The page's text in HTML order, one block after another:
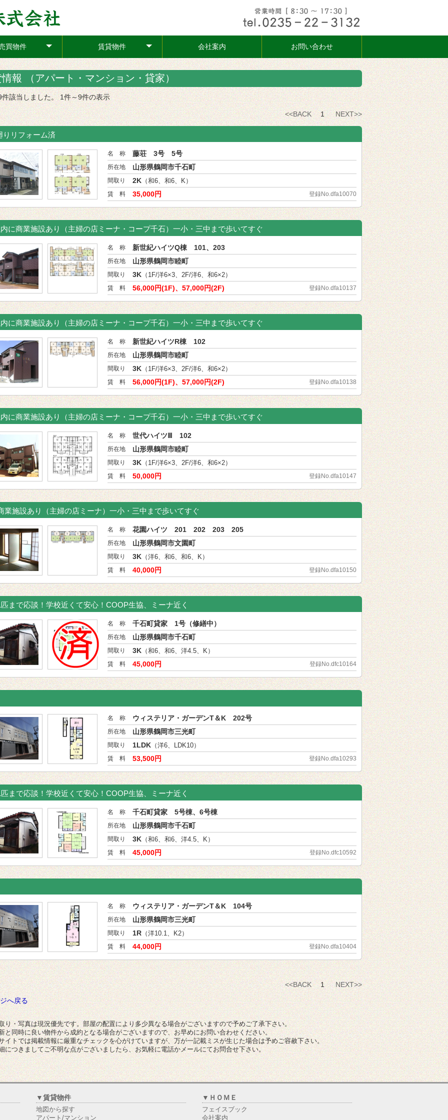
買物件 賃貸物件 会社案内 お問い合わせ
報 （アパート・マンション・貸家）
該当しました。 1件～9件の表示
<<BACK1NEXT>>
りリフォーム済
名 称 藤荘 3号 5号
所在地 山形県鶴岡市千石町
間取り 2K （和6、和6、K）
賃 料
35,000円 登録No.dfa10070
に商業施設あり（主婦の店ミーナ・コープ千石）一小・三中まで歩いてすぐ
名 称 新世紀ハイツQ棟 101、203
所在地 山形県鶴岡市睦町
間取り 3K （1F/洋6×3、2F/洋6、和6×2）
賃 料
56,000円(1F)、57,000円(2F) 登録No.dfa10137
に商業施設あり（主婦の店ミーナ・コープ千石）一小・三中まで歩いてすぐ
名 称 新世紀ハイツR棟 102
所在地 山形県鶴岡市睦町
間取り 3K （1F/洋6×3、2F/洋6、和6×2）
賃 料
56,000円(1F)、57,000円(2F) 登録No.dfa10138
に商業施設あり（主婦の店ミーナ・コープ千石）一小・三中まで歩いてすぐ
名 称 世代ハイツⅢ 102
所在地 山形県鶴岡市睦町
間取り 3K （1F/洋6×3、2F/洋6、和6×2）
賃 料
50,000円 登録No.dfa10147
業施設あり（主婦の店ミーナ）一小・三中まで歩いてすぐ
名 称 花園ハイツ 201 202 203 205
所在地 山形県鶴岡市文園町
間取り 3K （洋6、和6、和6、K）
賃 料
40,000円 登録No.dfa10150
まで応談！学校近くて安心！COOP生協、ミーナ近く
名 称 千石町貸家 1号（修繕中）
所在地 山形県鶴岡市千石町
間取り 3K （和6、和6、洋4.5、K）
賃 料
45,000円 登録No.dfc10164
名 称 ウィステリア・ガーデンT＆K 202号
所在地 山形県鶴岡市三光町
間取り 1LDK （洋6、LDK10）
賃 料
53,500円 登録No.dfa10293
まで応談！学校近くて安心！COOP生協、ミーナ近く
名 称 千石町貸家 5号棟、6号棟
所在地 山形県鶴岡市千石町
間取り 3K （和6、和6、洋4.5、K）
賃 料
45,000円 登録No.dfc10592
名 称 ウィステリア・ガーデンT＆K 104号
所在地 山形県鶴岡市三光町
間取り 1R （洋10.1、K2）
賃 料
44,000円 登録No.dfa10404
<<BACK1NEXT>>
へ戻る
り・写真は現況優先です。部屋の配置により多少異なる場合がございますので予めご了承下さい。
と同時に良い物件から成約となる場合がございますので、お早めにお問い合わせください。
イトでは掲載情報に厳重なチェックを心がけていますが、万が一記載ミスが生じた場合は予めご容赦下さい。
につきましてご不明な点がございましたら、お気軽に電話かメールにてお問合せ下さい。
▼賃貸物件
地図から探す
アパート/マンション
▼ＨＯＭＥ
フェイスブック
会社案内